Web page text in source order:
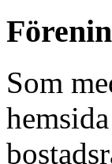
Som